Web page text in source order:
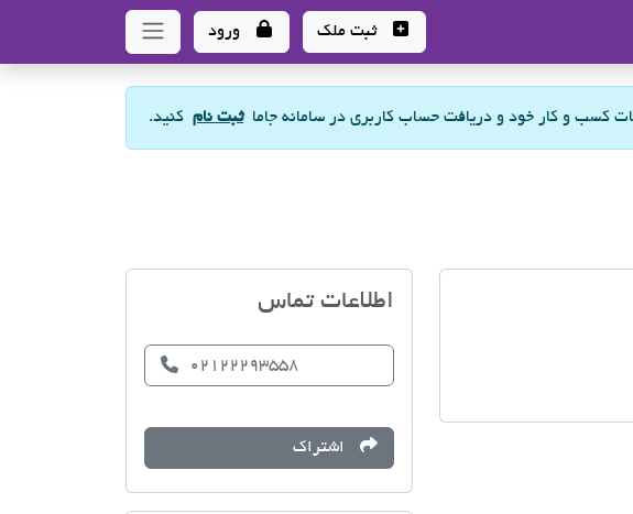
ثبت ملک ورود
کسب و کار خود و دریافت حساب کاربری در سامانه جاماثبت نام کنید.
اطلاعات تماس
02122293558
اشتراک